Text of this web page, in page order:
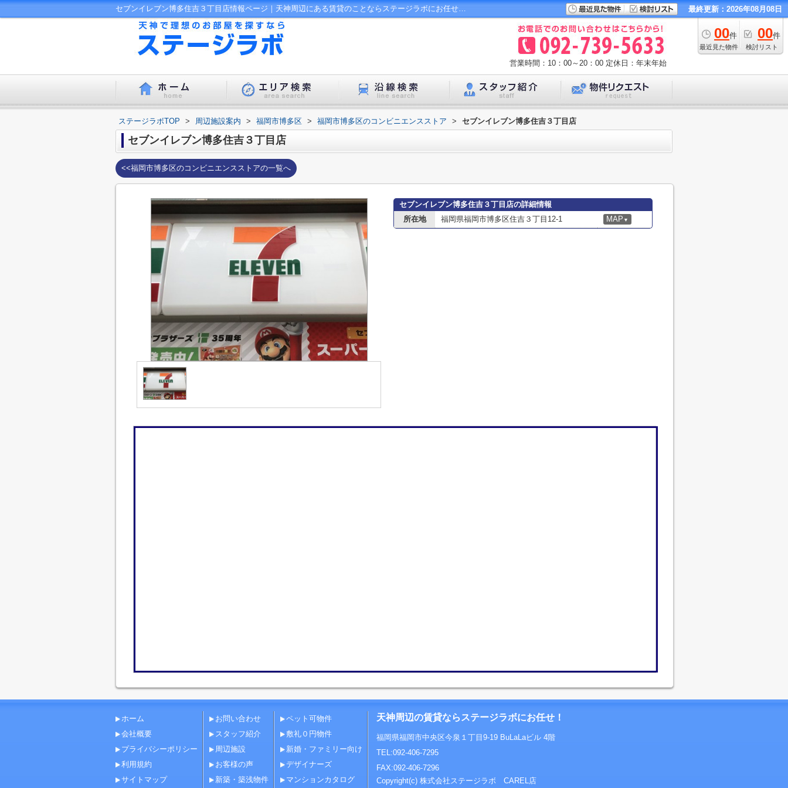
セブンイレブン博多住吉３丁目店情報ページ｜天神周辺にある賃貸のことならステージラボにお任せ下さい！ 最終更新：2026年08月08日
00件
最近見た物件
00件
検討リスト
営業時間：10：00～20：00 定休日：年末年始
ステージラボTOP > 周辺施設案内 > 福岡市博多区 > 福岡市博多区のコンビニエンスストア > セブンイレブン博多住吉３丁目店
セブンイレブン博多住吉３丁目店
<<福岡市博多区のコンビニエンスストアの一覧へ
セブンイレブン博多住吉３丁目店の詳細情報
所在地
福岡県福岡市博多区住吉３丁目12-1 MAP ▼
ホーム
会社概要
プライバシーポリシー
利用規約
サイトマップ
お問い合わせ
スタッフ紹介
周辺施設
お客様の声
新築・築浅物件
ペット可物件
敷礼０円物件
新婚・ファミリー向け
デザイナーズ
マンションカタログ
天神周辺の賃貸ならステージラボにお任せ！
福岡県福岡市中央区今泉１丁目9-19 BuLaLaビル 4階
TEL:092-406-7295
FAX:092-406-7296
Copyright(c) 株式会社ステージラボ CAREL店